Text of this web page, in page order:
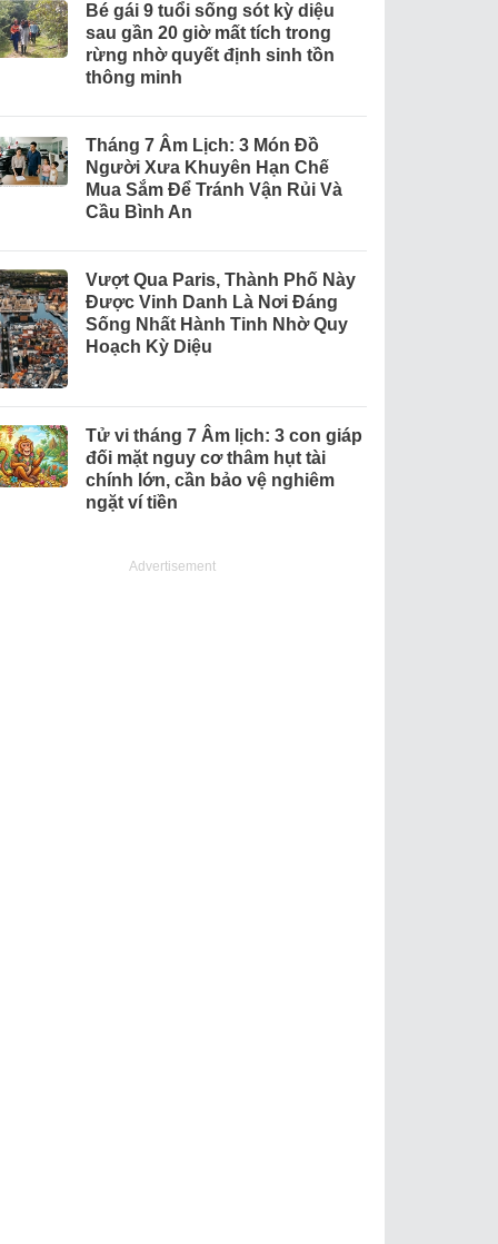
Bé gái 9 tuổi sống sót kỳ diệu
sau gần 20 giờ mất tích trong
rừng nhờ quyết định sinh tồn
thông minh
Tháng 7 Âm Lịch: 3 Món Đồ
Người Xưa Khuyên Hạn Chế
Mua Sắm Để Tránh Vận Rủi Và
Cầu Bình An
Vượt Qua Paris, Thành Phố Này
Được Vinh Danh Là Nơi Đáng
Sống Nhất Hành Tinh Nhờ Quy
Hoạch Kỳ Diệu
Tử vi tháng 7 Âm lịch: 3 con giáp
đối mặt nguy cơ thâm hụt tài
chính lớn, cần bảo vệ nghiêm
ngặt ví tiền
Advertisement